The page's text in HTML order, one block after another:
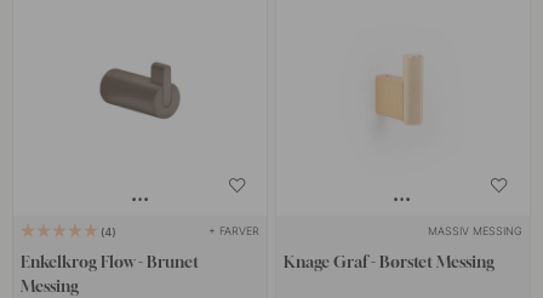
4 + FARVER
Enkelkrog Flow - Brunet
Messing
MASSIV MESSING
Knage Graf - Børstet Messing